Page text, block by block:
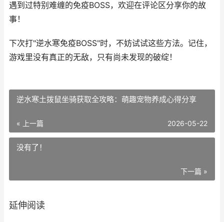
遇到过特别难缠的免疫BOSS，欢迎在评论区分享你的故
事！
下次打"逆水寒免疫BOSS"时，不妨试试这些方法。记住，
游戏里没有真正的无敌，只有尚未发现的破绽！
逆水寒土拨鼠坐骑获取全攻略：萌趣宠物养成心得分享
« 上一篇 2026-05-22
没有了！
下一篇 »
延伸阅读